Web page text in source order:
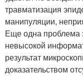
травматизация
манипуляции,
Еще одна проблема
невысокой
результат
доказательством